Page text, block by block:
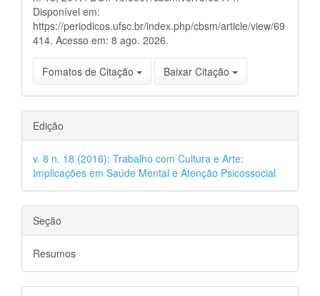
Disponível em:
https://periodicos.ufsc.br/index.php/cbsm/article/view/69
414. Acesso em: 8 ago. 2026.
Fomatos de Citação Baixar Citação
Edição
v. 8 n. 18 (2016): Trabalho com Cultura e Arte:
Implicações em Saúde Mental e Atenção Psicossocial
Seção
Resumos